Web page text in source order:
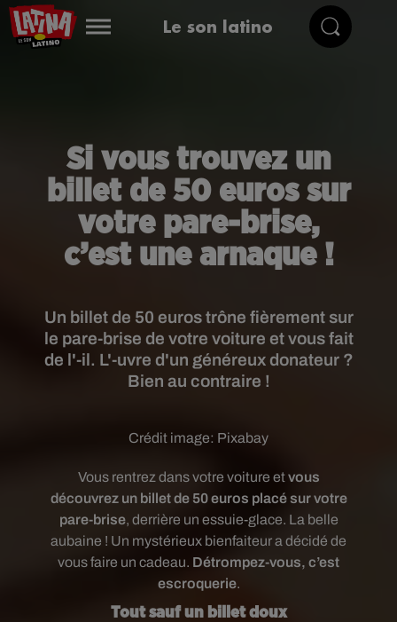
Le son latino
Si vous trouvez un
billet de 50 euros sur
votre pare-brise,
c’est une arnaque !
Un billet de 50 euros trône fièrement sur
le pare-brise de votre voiture et vous fait
de l'-il. L'-uvre d'un généreux donateur ?
Bien au contraire !
Crédit image: Pixabay
Vous rentrez dans votre voiture etvous
découvrez un billet de 50 euros placé sur votre
pare-brise, derrière un essuie-glace. La belle
aubaine ! Un mystérieux bienfaiteur a décidé de
vous faire un cadeau. Détrompez-vous, c’est
escroquerie.
Tout sauf un billet doux